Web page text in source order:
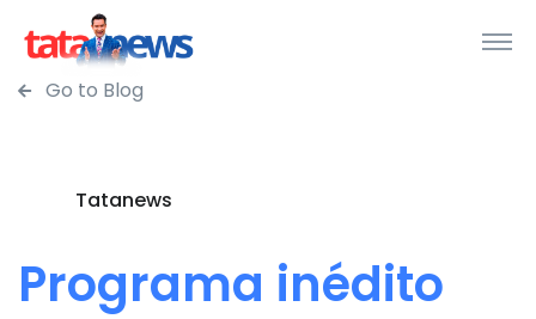
Go to Blog
Tatanews
Programa inédito